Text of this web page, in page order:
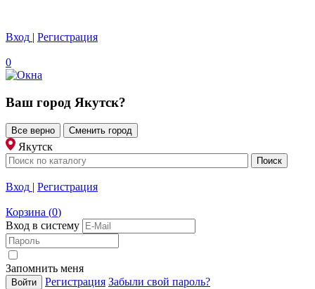
Вход | Регистрация
0
Ваш город Якутск?
Все верно Сменить город
Якутск
Вход | Регистрация
Корзина (0)
Вход в систему
Запомнить меня
Регистрация Забыли свой пароль?